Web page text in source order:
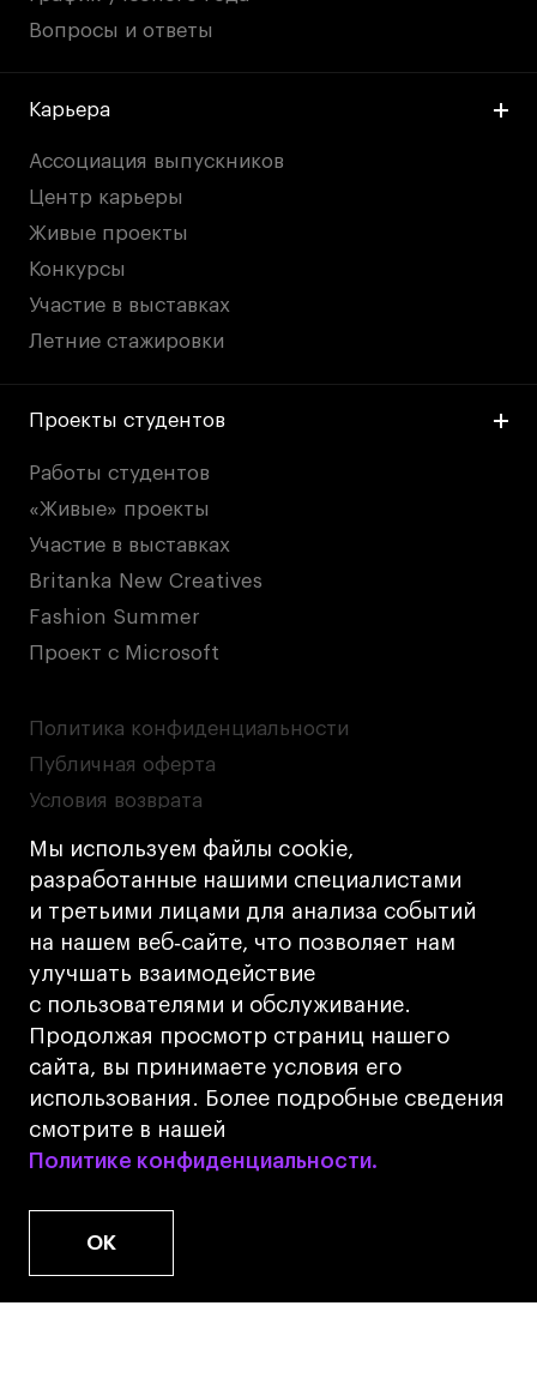
Мы используем файлы cookie,
разработанные нашими специалистами
и третьими лицами для анализа событий
на нашем веб‑сайте, что позволяет нам
улучшать взаимодействие
с пользователями и обслуживание.
Продолжая просмотр страниц нашего
сайта, вы принимаете условия его
использования. Более подробные сведения
смотрите в нашей
Политике конфиденциальности.
Политике конфиденциальности.
OK
Вопросы и ответы
Карьера
Ассоциация выпускников
Центр карьеры
Живые проекты
Конкурсы
Участие в выставках
Летние стажировки
Проекты студентов
Работы студентов
«Живые» проекты
Участие в выставках
Britanka New Creatives
Fashion Summer
Проект с Microsoft
© 2026 БВШД
Политика конфиденциальности
Публичная оферта
Условия возврата
Кредит на образование с господдержкой
Лицензия на осуществление образовательной
деятельности АНО ВО «Универсальный
Университет»
Карта сайта
Дизайн
Разработка
Cetera